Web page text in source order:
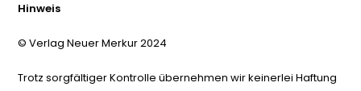
Hinweis
© Verlag Neuer Merkur 2024
Trotz sorgfältiger Kontrolle übernehmen wir keinerlei Haftung